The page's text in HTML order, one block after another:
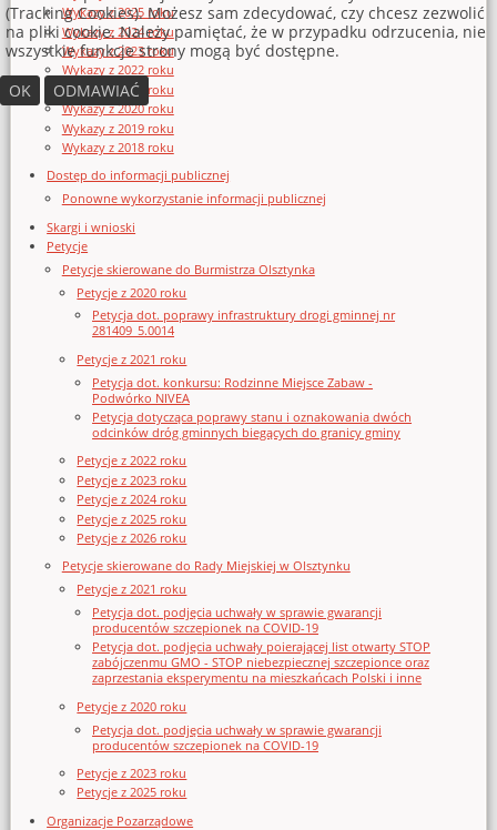
Wykazy z 2025 roku
Wykazy z 2024 roku
Wykazy z 2023 roku
Wykazy z 2022 roku
Wykazy z 2021 roku
Wykazy z 2020 roku
Wykazy z 2019 roku
Wykazy z 2018 roku
Dostęp do informacji publicznej
Ponowne wykorzystanie informacji publicznej
Skargi i wnioski
Petycje
Petycje skierowane do Burmistrza Olsztynka
Petycje z 2020 roku
Petycja dot. poprawy infrastruktury drogi gminnej nr
281409_5.0014
Petycje z 2021 roku
Petycja dot. konkursu: Rodzinne Miejsce Zabaw -
Podwórko NIVEA
Petycja dotycząca poprawy stanu i oznakowania dwóch
odcinków dróg gminnych biegących do granicy gminy
Petycje z 2022 roku
Petycje z 2023 roku
Petycje z 2024 roku
Petycje z 2025 roku
Petycje z 2026 roku
Petycje skierowane do Rady Miejskiej w Olsztynku
Petycje z 2021 roku
Petycja dot. podjęcia uchwały w sprawie gwarancji
producentów szczepionek na COVID-19
Petycja dot. podjęcia uchwały poierającej list otwarty STOP
zabójczenmu GMO - STOP niebezpiecznej szczepionce oraz
zaprzestania eksperymentu na mieszkańcach Polski i inne
Petycje z 2020 roku
Petycja dot. podjęcia uchwały w sprawie gwarancji
producentów szczepionek na COVID-19
Petycje z 2023 roku
Petycje z 2025 roku
Organizacje Pozarządowe
(Tracking Cookies). Możesz sam zdecydować, czy chcesz zezwolić
na pliki cookie. Należy pamiętać, że w przypadku odrzucenia, nie
wszystkie funkcje strony mogą być dostępne.
OK
ODMAWIAĆ